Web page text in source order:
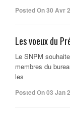
Posted On 30 Avr
Les voeux du
Le SNPM
membres du
les
Posted On 03 Jan